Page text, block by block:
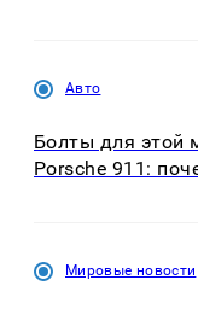
Авто
Болты для этой
Porsche 911:
Мировые новости